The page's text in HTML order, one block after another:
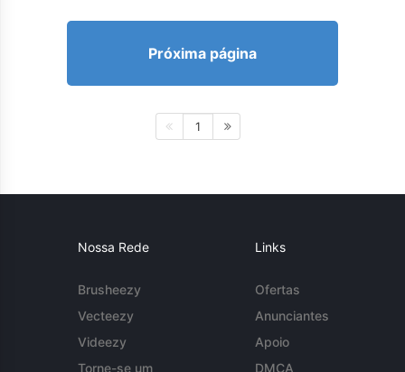
Próxima página
1
Nossa Rede
Brusheezy
Vecteezy
Videezy
Torne-se um
Links
Ofertas
Anunciantes
Apoio
DMCA